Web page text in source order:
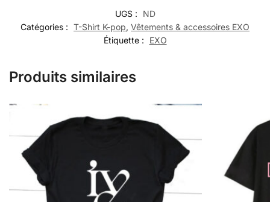
UGS :
ND
Catégories : T-Shirt K-pop, Vêtements & accessoires EXO
Étiquette :
EXO
Produits similaires